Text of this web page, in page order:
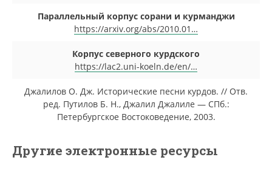
Параллельный корпус сорани и курманджи
https://arxiv.org/abs/2010.01…
Корпус северного курдского
https://lac2.uni-koeln.de/en/…
Джалилов О. Дж. Исторические песни курдов. // Отв.
ред. Путилов Б. Н., Джалил Джалиле — СПб.:
Петербургское Востоковедение, 2003.
Другие электронные ресурсы